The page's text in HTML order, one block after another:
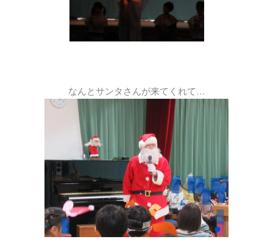
なんとサンタさんが来てくれて…